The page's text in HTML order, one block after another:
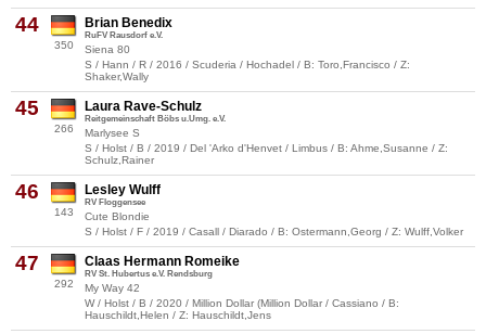
44
350
Brian Benedix
RuFV Rausdorf e.V.
Siena 80
S / Hann / R / 2016 / Scuderia / Hochadel / B: Toro,Francisco / Z:
Shaker,Wally
45
266
Laura Rave-Schulz
Reitgemeinschaft Böbs u.Umg. e.V.
Marlysee S
S / Holst / B / 2019 / Del 'Arko d'Henvet / Limbus / B: Ahme,Susanne / Z:
Schulz,Rainer
46
143
Lesley Wulff
RV Floggensee
Cute Blondie
S / Holst / F / 2019 / Casall / Diarado / B: Ostermann,Georg / Z: Wulff,Volker
47
292
Claas Hermann Romeike
RV St. Hubertus e.V. Rendsburg
My Way 42
W / Holst / B / 2020 / Million Dollar (Million Dollar / Cassiano / B:
Hauschildt,Helen / Z: Hauschildt,Jens